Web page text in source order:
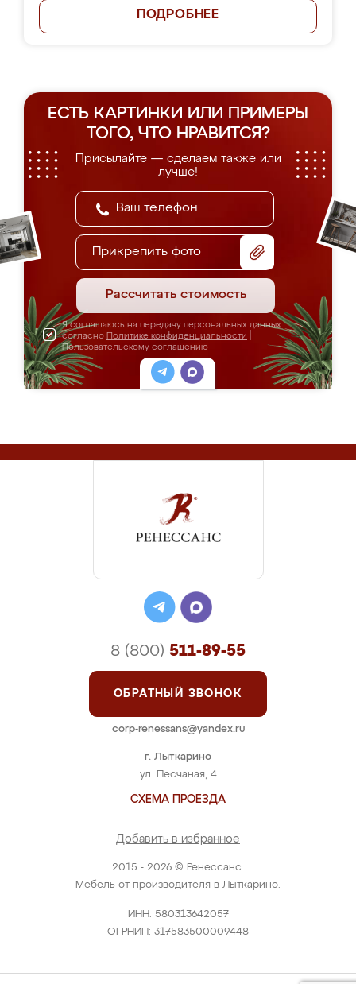
ПОДРОБНЕЕ
ЕСТЬ КАРТИНКИ ИЛИ ПРИМЕРЫ
ТОГО, ЧТО НРАВИТСЯ?
Присылайте — сделаем также или
лучше!
Прикрепить фото
Рассчитать стоимость
Я соглашаюсь на передачу персональных данных
согласно Политике конфиденциальности
Пользовательскому соглашению
2015 - 2026 © Ренессанс.
Мебель от производителя в Лыткарино.
ИНН: 580313642057
ОГРНИП: 317583500009448
г. Лыткарино
ул. Песчаная, 4
СХЕМА ПРОЕЗДА
Добавить в избранное
8 (800) 511-89-55
ОБРАТНЫЙ ЗВОНОК
corp-renessans@yandex.ru